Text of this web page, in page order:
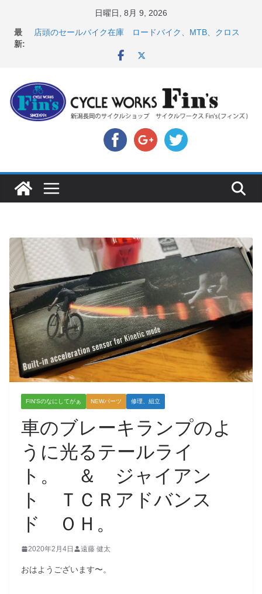
日曜日, 8月 9, 2026
最
新:
ムと、入荷してきました人気商品ピックアップ！
店頭のセールバイク在庫 ロードバイク、MTB、クロス
バイクなど（２０２６・７・１０ 現在）
トス カスタム！と、２０２７年モデル スコット入荷。
8月1・2日 YOELEO試乗会とオフ会開催！！ ＆
LAZER 最高峰ヘルメットが３０〜４０％OFF セール
店頭のセールバイク在庫 ロードバイク、MTB、クロス
バイクなど（２０２６・７・１７ 現在）
FIN'Sのなにしてがぁ NEWパーツ 修理、組立
車のブレーキランプのよ
うに光るテールライ
ト。 ＆ ジャイアン
ト ＴＣＲアドバンス
ド ＯＨ。
2020年2月4日 遠藤 健太
おはようございます〜。